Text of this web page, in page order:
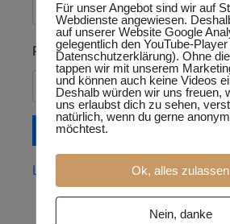
Password*
Remember me
Log in
Lost your password?
Für unser Angebot sind wir auf
Webdienste angewiesen.
auf unserer Website Google
gelegentlich den YouTube-
Datenschutzerklärung). Ohne
tappen wir mit unserem
und können auch keine Videos
Deshalb würden wir uns freuen,
uns erlaubst dich zu sehen,
natürlich, wenn du gerne
möchtest.
Ok, alles zulassen
Nein, danke